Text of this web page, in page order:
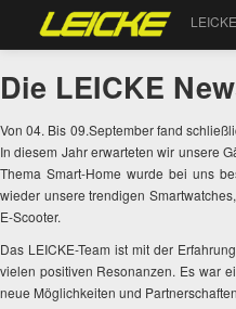
LEICKE
Die LEICKE
Von 04. Bis 09.September fand
In diesem Jahr erwarteten wir unsere
Thema Smart-Home wurde bei uns
wieder unsere trendigen
E-Scooter.
Das LEICKE-Team ist mit der
vielen positiven Resonanzen. Es war
neue Möglichkeiten und